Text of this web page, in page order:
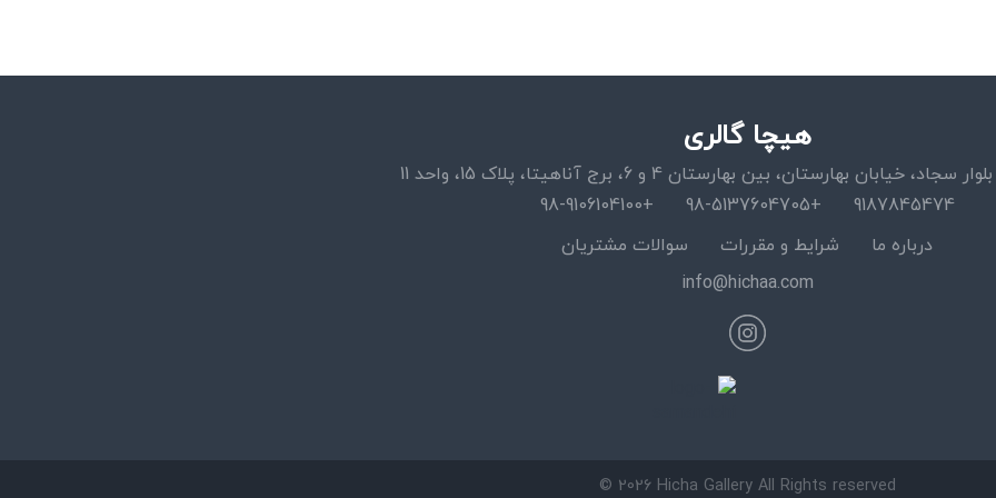
هیچا گالری
خیابان بهارستان، بین بهارستان 4 و 6، برج آناهیتا، پلاک 15، واحد 11
9187845474
+98-5137604705
+98-9106104100
درباره ما
شرایط و مقررات
سوالات مشتریان
info@hichaa.com
© 2026 Hicha Gallery All Rights reserved